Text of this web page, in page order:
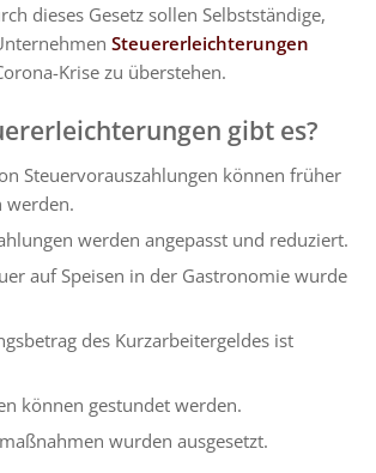
dieses Gesetz sollen Selbstständige,
Steuererleichterungen
Krise zu überstehen.
gibt es?
Steuervorauszahlungen können früher
werden.
werden angepasst und reduziert.
auf Speisen in der Gastronomie wurde
des Kurzarbeitergeldes ist
können gestundet werden.
wurden ausgesetzt.